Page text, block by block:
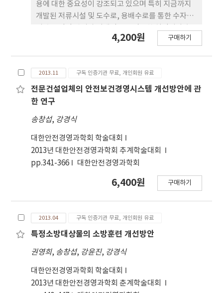
발저항력은 증가하는 것으로 나타났다. 그러나, 직경
이 일정하지 않은 경우 근입비 만을 고려하였을 때, 인
발저항력과의 관계는 불규칙한 것으로 나타났다.
용에 대한 중요성이 강조되고 있으며 특히 지금까지
개발된 저류시설 및 도수로, 용배수로를 통한 수자원
업용수 또한 같은 실정이므로 합리적이고 효율적인
하거나 저감시키는 기술의 개발이 필요하다. 본 연구
에서는 지형별 즉, 산지, 평지, 간척지에 따른 용배수
로를 분류하고 각 지형별 용배수로의 상 류, 중류, 하
취하여 퇴적된 토사의 특성을 분석하여 토사를 효율
적으로 제거하거나 저감시키는 기술을 개발을 위한
기초 자료를 제시하고자 한다. 연구방법으로는 충북
지역의 산지와 평지, 그리고 그 외의 간척지의 용배수
이용하여 분석하였으며, 퇴적량은 한국농어촌공사의
에 퇴적된 토사가 입자가 가장 크게 나타났으며, 하류
부로 내려갈수록 입자가 작은 것으로 나타났다. 평지
류부 구분이 없이 입자의 크기가 거의 차이가 없는 것
으로 나타났다. 지형을 구분하지 않고 용수로와 배수
로에 퇴적된 토사의 입자를 비교해 본 결과는 용수로
4,200원 구매하기
2013.11 구독 인증기관 무료, 개인회원 유료
전문건설업체의 안전보건경영시스템 개선방안에 관
한 연구
송창섭, 강경식
대한안전경영과학회 학술대회
2013년 대한안전경영과학회 추계학술대회
pp.341-366
대한안전경영과학회
6,400원 구매하기
2013.04 구독 인증기관 무료, 개인회원 유료
특정소방대상물의 소방훈련 개선방안
권영희, 송창섭, 강윤진, 강경식
대한안전경영과학회 학술대회
2013년 대한안전경영과학회 춘계학술대회